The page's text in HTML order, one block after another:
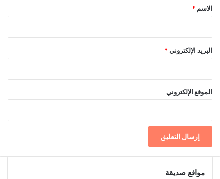
*
الاسم *
البريد الإلكتروني*
الموقع الإلكتروني
مواقع صديقة